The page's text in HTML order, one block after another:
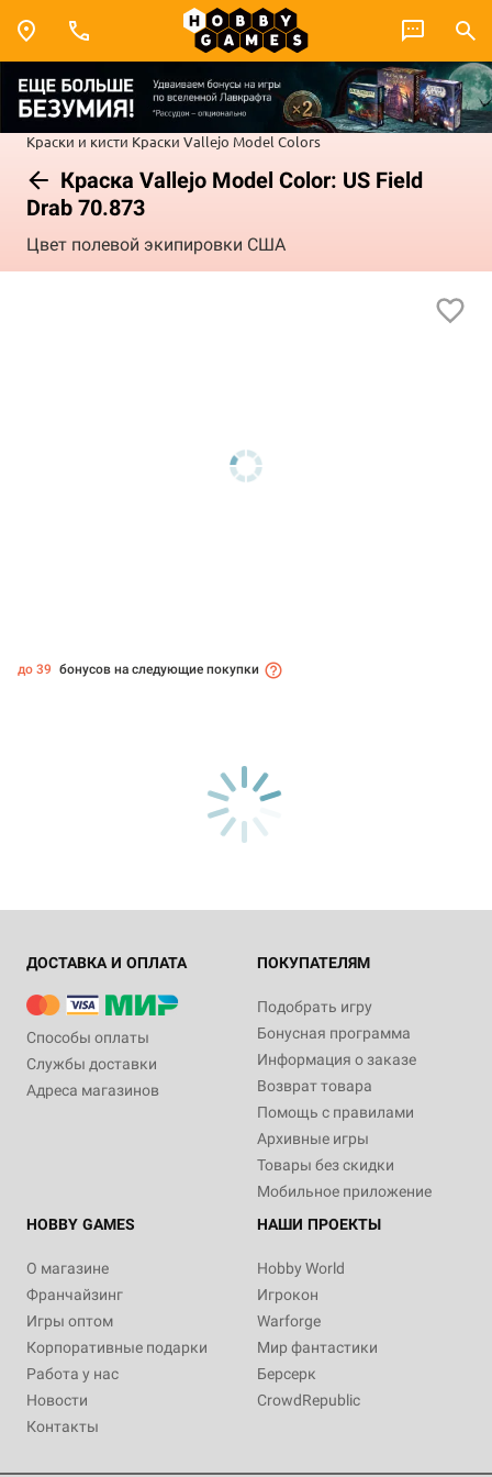
Краски и кисти Краски Vallejo Model Colors
Краска Vallejo Model Color: US Field
Drab 70.873
Цвет полевой экипировки США
до 39 бонусов на следующие покупки
ДОСТАВКА И ОПЛАТА
Способы оплаты
Службы доставки
Адреса магазинов
ПОКУПАТЕЛЯМ
Подобрать игру
Бонусная программа
Информация о заказе
Возврат товара
Помощь с правилами
Архивные игры
Товары без скидки
Мобильное приложение
HOBBY GAMES
О магазине
Франчайзинг
Игры оптом
Корпоративные подарки
Работа у нас
Новости
Контакты
НАШИ ПРОЕКТЫ
Hobby World
Игрокон
Warforge
Мир фантастики
Берсерк
CrowdRepublic